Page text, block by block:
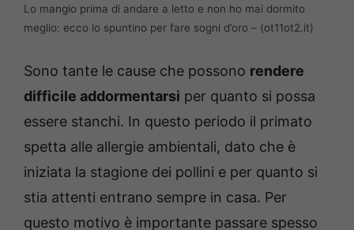
Lo mangio prima di andare a letto e non ho mai dormito
meglio: ecco lo spuntino per fare sogni d’oro – (ot11ot2.it)
Sono tante le cause che possono rendere
difficile addormentarsi per quanto si possa
essere stanchi. In questo periodo il primato
spetta alle allergie ambientali, dato che è
iniziata la stagione dei pollini e per quanto si
stia attenti entrano sempre in casa. Per
questo motivo è importante passare spesso